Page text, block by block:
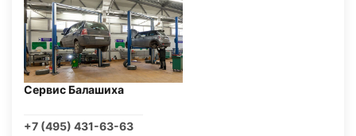
Сервис Балашиха
+7 (495) 431-63-63